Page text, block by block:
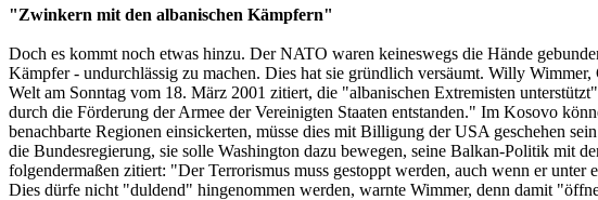
"Zwinkern mit den albanischen Kämpfern"
Doch es kommt noch etwas hinzu. Der NATO waren keineswegs die Hände
Kämpfer - undurchlässig zu machen. Dies hat sie gründlich versäumt. Willy
Welt am Sonntag vom 18. März 2001 zitiert, die "albanischen Extremisten
durch die Förderung der Armee der Vereinigten Staaten entstanden." Im Kosovo
benachbarte Regionen einsickerten, müsse dies mit Billigung der USA geschehen
die Bundesregierung, sie solle Washington dazu bewegen, seine Balkan-Politik mit
folgendermaßen zitiert: "Der Terrorismus muss gestoppt werden, auch wenn er
Dies dürfe nicht "duldend" hingenommen werden, warnte Wimmer, denn damit